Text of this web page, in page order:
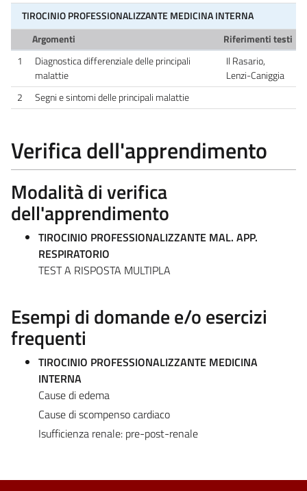
TIROCINIO PROFESSIONALIZZANTE MEDICINA INTERNA
Argomenti
Riferimenti testi
1
Diagnostica differenziale delle principali
malattie
Il Rasario,
Lenzi-Caniggia
2
Segni e sintomi delle principali malattie
Verifica dell'apprendimento
Modalità di verifica
dell'apprendimento
TIROCINIO PROFESSIONALIZZANTE MAL. APP.
RESPIRATORIO
TEST A RISPOSTA MULTIPLA
Esempi di domande e/o esercizi
frequenti
TIROCINIO PROFESSIONALIZZANTE MEDICINA
INTERNA
Cause di edema
Cause di scompenso cardiaco
Isufficienza renale: pre-post-renale